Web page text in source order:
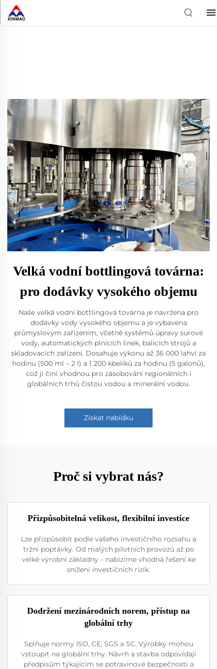
Velká vodní bottlingová továrna:
pro dodávky vysokého objemu
Naše velká vodní bottlingová továrna je navržena pro
dodávky vody vysokého objemu a je vybavena
průmyslovým zařízením, včetně systémů úpravy surové
vody, automatických plnících linek, balicích strojů a
skladovacích zařízení. Dosahuje výkonu až 36 000 lahví za
hodinu (500 ml – 2 l) a 1 200 kbelíků za hodinu (5 galonů),
což ji činí vhodnou pro zásobování regionálních i
globálních trhů čistou vodou a minerální vodou.
Získat nabídku
Proč si vybrat nás?
Přizpůsobitelná velikost, flexibilní investice
Lze přizpůsobit podle vašeho investičního rozsahu a
tržní poptávky. Od malých pilotních provozů až po
velké výrobní základny – nabízíme vhodná řešení ke
snížení investičních rizik.
Dodržení mezinárodních norem, přístup na
globální trhy
Splňuje normy ISO, CE, SGS a SC. Výrobky mohou
vstoupit na globální trhy. Návrh a stavba odpovídají
předpisům týkajícím se potravinové bezpečnosti a